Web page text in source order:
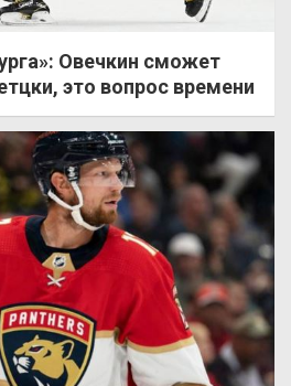
Овечкин сможет
это вопрос времени